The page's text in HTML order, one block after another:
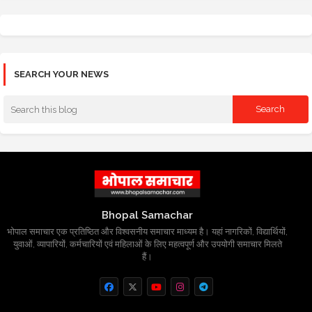
SEARCH YOUR NEWS
Bhopal Samachar
भोपाल समाचार एक प्रतिष्ठित और विश्वसनीय समाचार माध्यम है। यहां नागरिकों, विद्यार्थियों,
युवाओं, व्यापारियों, कर्मचारियों एवं महिलाओं के लिए महत्वपूर्ण और उपयोगी समाचार मिलते
हैं।